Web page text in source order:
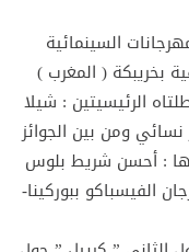
السينمائية
بخريبكة ( المغرب )
فيه بطلتاه الرئيسيتين : شيلا
ومن بين الجوائز
لها : أحسن شريط بلوس
بمهرجان الفيسباكو ببوركينا-